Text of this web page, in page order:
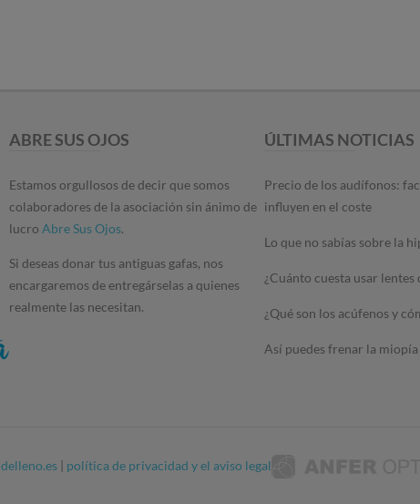
ABRE SUS OJOS
Estamos orgullosos de decir que somos
colaboradores de la asociación sin ánimo de
lucro Abre Sus Ojos.
Si deseas donar tus antiguas gafas, nos
encargaremos de entregárselas a quienes
realmente las necesitan.
ÚLTIMAS NOTICIAS
Precio de los audífonos:
influyen en el coste
Lo que no sabías sobre la
¿Cuánto cuesta usar lentes
¿Qué son los acúfenos y
Así puedes frenar la
delleno.es | política de privacidad y el aviso legal